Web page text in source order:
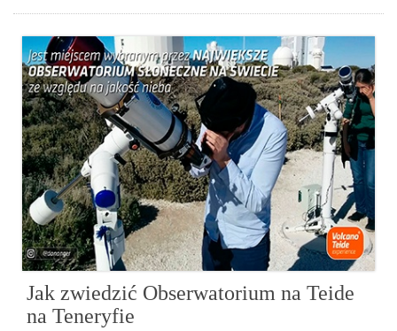
Jak zwiedzić Obserwatorium na Teide
na Teneryfie